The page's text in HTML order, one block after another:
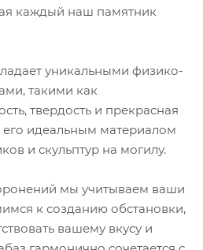
каждый наш памятник
уникальными физико-
такими как
твердость и прекрасная
его идеальным материалом
и скульптур на могилу.
мы учитываем ваши
к созданию обстановки,
вашему вкусу и